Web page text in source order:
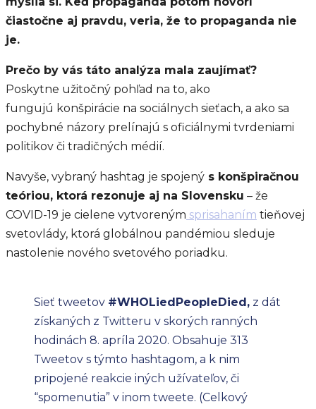
čiastočne aj pravdu, veria, že to propaganda nie
je.
Prečo by vás táto analýza mala zaujímať?
Poskytne užitočný pohľad na to, ako
fungujú konšpirácie na sociálnych sieťach, a ako sa
pochybné názory prelínajú s oficiálnymi tvrdeniami
politikov či tradičných médií.
Navyše, vybraný hashtag je spojený s konšpiračnou
teóriou, ktorá rezonuje aj na Slovensku – že
COVID-19 je cielene vytvoreným sprisahaním tieňovej
svetovlády, ktorá globálnou pandémiou sleduje
nastolenie nového svetového poriadku.
Sieť tweetov #WHOLiedPeopleDied, z dát
získaných z Twitteru v skorých ranných
hodinách 8. apríla 2020. Obsahuje 313
Tweetov s týmto hashtagom, a k nim
pripojené reakcie iných užívateľov, či
“spomenutia” v inom tweete. (Celkový